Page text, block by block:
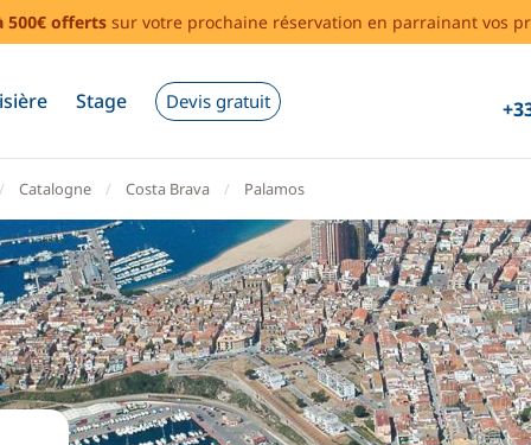
500€ offerts sur votre prochaine réservation en parrainant vos
Stage Devis gratuit
Catalogne Costa Brava Palamos